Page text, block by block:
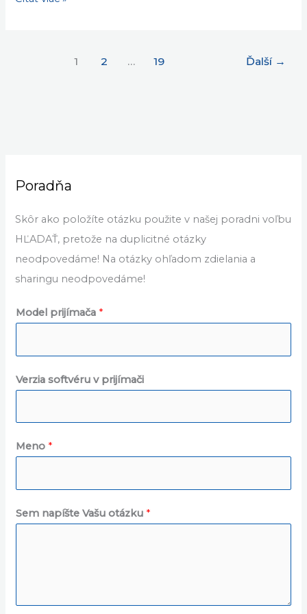
1 2 … 19 Ďalší →
Poradňa
Skôr ako položíte otázku použite v našej poradni voľbu
HĽADAŤ, pretože na duplicitné otázky
neodpovedáme! Na otázky ohľadom zdielania a
sharingu neodpovedáme!
Model prijímača *
Verzia softvéru v prijímači
Meno *
Sem napíšte Vašu otázku *